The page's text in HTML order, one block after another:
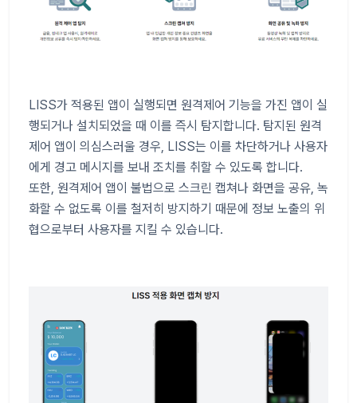
LISS가 적용된 앱이 실행되면 원격제어 기능을 가진 앱이 실
행되거나 설치되었을 때 이를 즉시 탐지합니다. 탐지된 원격
제어 앱이 의심스러울 경우, LISS는 이를 차단하거나 사용자
에게 경고 메시지를 보내 조치를 취할 수 있도록 합니다.
또한, 원격제어 앱이 불법으로 스크린 캡쳐나 화면을 공유, 녹
화할 수 없도록 이를 철저히 방지하기 때문에 정보 노출의 위
협으로부터 사용자를 지킬 수 있습니다.